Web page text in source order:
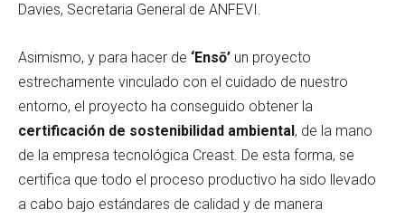
Davies, Secretaria General de ANFEVI.
Asimismo, y para hacer de ‘Ensō’ un proyecto
estrechamente vinculado con el cuidado de nuestro
entorno, el proyecto ha conseguido obtener la
certificación de sostenibilidad ambiental, de la mano
de la empresa tecnológica Creast. De esta forma, se
certifica que todo el proceso productivo ha sido llevado
a cabo bajo estándares de calidad y de manera